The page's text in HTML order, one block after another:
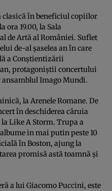
clasică în beneficiul copiilor
ora 19.00, la Sala
de Artă al României. Suflet
de-al şaselea an în care
a Conştientizării
protagoniştii concertului
Imago Mundi.
la Arenele Romane. De
în deschiderea căruia
Like A Storm. Trupa a
in mai putin peste 10
în Boston, ajung la
promisă astă toamnă şi
a lui Giacomo Puccini, este